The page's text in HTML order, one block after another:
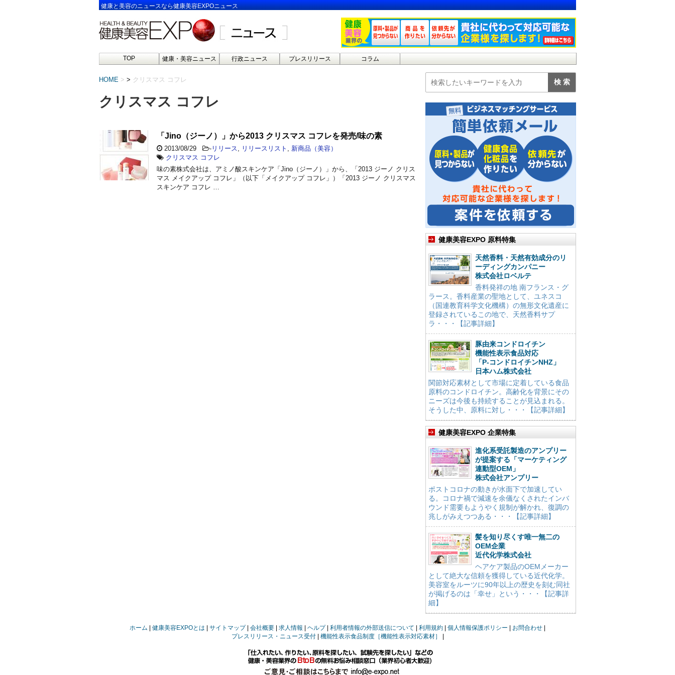
健康と美容のニュースなら健康美容EXPOニュース
TOP 健康・美容ニュース 行政ニュース プレスリリース コラム
HOME > クリスマス コフレ
クリスマス コフレ
「Jino（ジーノ）」から2013 クリスマス コフレを発売/味の素
2013/08/29 - リリース リリースリスト
新商品（美容）
クリスマス コフレ
味の素株式会社は、アミノ酸スキンケア「Jino（ジーノ）」から、「2013 ジーノ クリス
マス メイクアップ コフレ」（以下「メイクアップ コフレ」）「2013 ジーノ クリスマス
スキンケア コフレ …
健康美容EXPO 原料特集
天然香料・天然有効成分のリ
ーディングカンパニー
株式会社ロベルテ
香料発祥の地 南フランス・グ
ラース。香料産業の聖地として、ユネスコ
（国連教育科学文化機構）の無形文化遺産に
登録されているこの地で、天然香料サプ
ラ・・・【記事詳細】
豚由来コンドロイチン
機能性表示食品対応
「P-コンドロイチンNHZ」
日本ハム株式会社
関節対応素材として市場に定着している食品
原料のコンドロイチン。高齢化を背景にその
ニーズは今後も持続することが見込まれる。
そうした中、原料に対し・・・【記事詳細】
健康美容EXPO 企業特集
進化系受託製造のアンプリー
が提案する「マーケティング
連動型OEM」
株式会社アンプリー
ポストコロナの動きが水面下で加速してい
る。コロナ禍で減速を余儀なくされたインバ
ウンド需要もようやく規制が解かれ、復調の
兆しがみえつつある・・・【記事詳細】
髪を知り尽くす唯一無二の
OEM企業
近代化学株式会社
ヘアケア製品のOEMメーカー
として絶大な信頼を獲得している近代化学。
美容室をルーツに90年以上の歴史を刻む同社
が掲げるのは「幸せ」という・・・【記事詳
細】
ホーム 健康美容EXPOとは サイトマップ 会社概要 求人情報 ヘルプ 利用者情報の外部送信について 利用規約 個人情報保護ポリシー
お問合わせ
プレスリリース・ニュース受付
機能性表示食品制度［機能性表示対応素材］